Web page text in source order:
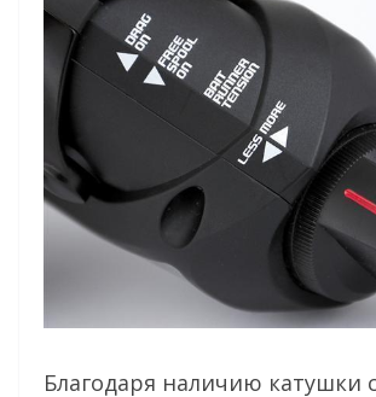
Благодаря наличию катушки с